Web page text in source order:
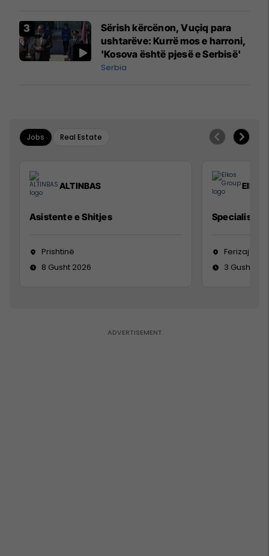
Sërish kërcënon, Vuçiq para
ushtarëve: Kurrë mos e harroni,
'Kosova është pjesë e Serbisë'
Serbia
Jobs Real Estate
ALTINBAS
Asistente e Shitjes
Prishtinë
8 Gusht 2026
Elkos
Specialist
Ferizaj
3 Gusht